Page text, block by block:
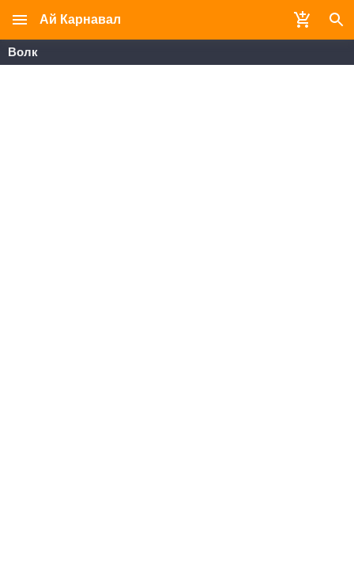
Ай Карнавал
Волк